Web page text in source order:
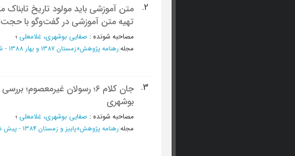
2.
متن آموزشی باید مولود تاریخ
تهیه متن آموزشی در گفت‌وگو با
مصاحبه شونده : صفایی بوشهری، غلامعلی ؛
مجله:رهنامه پژوهش»زمستان 1387 و بهار 1388 - شماره 13و 14
3.
جان کلام 6؛ رسولان
بوشهری
مصاحبه شونده : صفایی بوشهری، غلامعلی ؛
مجله:رهنامه پژوهش»پاییز و زمستان 1384 - پیش شماره دوم و سوم